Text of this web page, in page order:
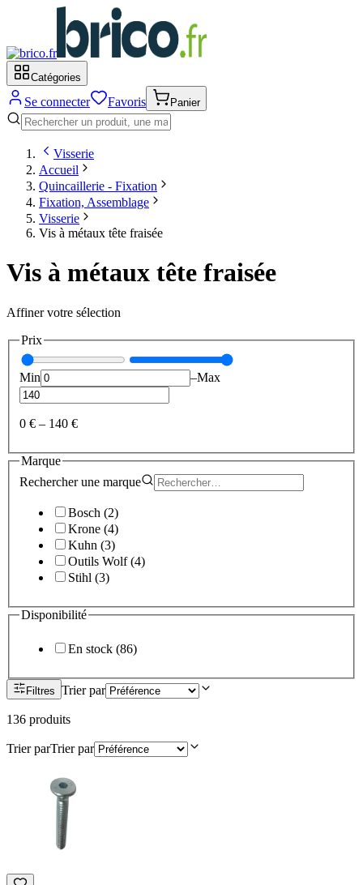
Catégories
Se connecter Favoris Panier
Visserie
Accueil
Quincaillerie - Fixation
Fixation, Assemblage
Visserie
Vis à métaux tête fraisée
Vis à métaux tête fraisée
Affiner votre sélection
Prix
Min –Max
0 € – 140 €
Marque
Rechercher une marque
Bosch (2)
Krone (4)
Kuhn (3)
Outils Wolf(4)
Stihl (3)
Disponibilité
En stock (86)
Filtres Trier par
136 produits
Trier parTrier par